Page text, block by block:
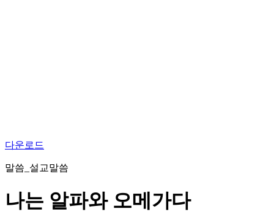
다운로드
말씀_설교말씀
나는 알파와 오메가다